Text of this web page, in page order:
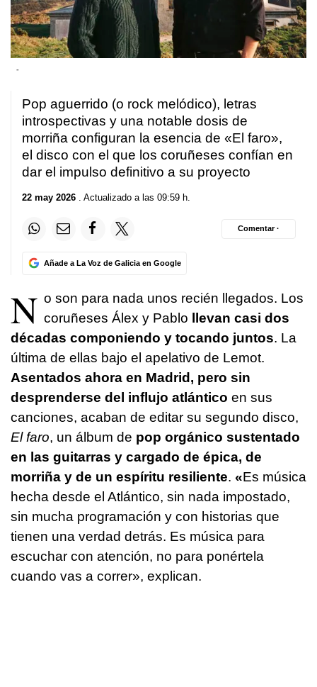
-
Pop aguerrido (o rock melódico), letras
introspectivas y una notable dosis de
morriña configuran la esencia de «El faro»,
el disco con el que los coruñeses confían en
dar el impulso definitivo a su proyecto
22 may 2026 . Actualizado a las 09:59 h.
Añade a La Voz de Galicia en Google
Comentar ·
N o son para nada unos recién llegados. Los
coruñeses Álex y Pablo llevan casi dos
décadas componiendo y tocando juntos. La
última de ellas bajo el apelativo de Lemot.
Asentados ahora en Madrid, pero sin
desprenderse del influjo atlántico en sus
canciones, acaban de editar su segundo disco,
El faro, un álbum de pop orgánico sustentado
en las guitarras y cargado de épica, de
morriña y de un espíritu resiliente. ­«Es música
hecha desde el Atlántico, sin nada impostado,
sin mucha programación y con historias que
tienen una verdad detrás. Es música para
escuchar con atención, no para ponértela
cuando vas a correr», explican.